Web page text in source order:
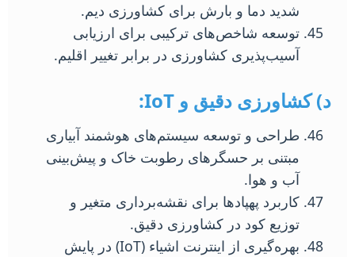
شدید دما و بارش برای کشاورزی دیم.
توسعه شاخص‌های ترکیبی برای ارزیابی
آسیب‌پذیری کشاورزی در برابر تغییر اقلیم.
د) کشاورزی دقیق و IoT:
طراحی و توسعه سیستم‌های هوشمند آبیاری
مبتنی بر حسگرهای رطوبت خاک و پیش‌بینی
آب و هوا.
کاربرد پهپادها برای نقشه‌برداری متغیر و
توزیع کود در کشاورزی دقیق.
بهره‌گیری از اینترنت اشیاء (IoT) در پایش